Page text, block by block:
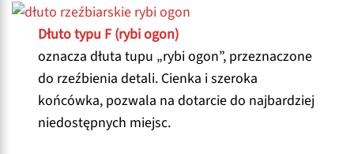
Dłuto typu F (rybi ogon)
oznacza dłuta tupu „rybi ogon”, przeznaczone
do rzeźbienia detali. Cienka i szeroka
końcówka, pozwala na dotarcie do najbardziej
niedostępnych miejsc.